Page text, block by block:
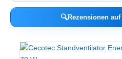
🔍Rezensionen